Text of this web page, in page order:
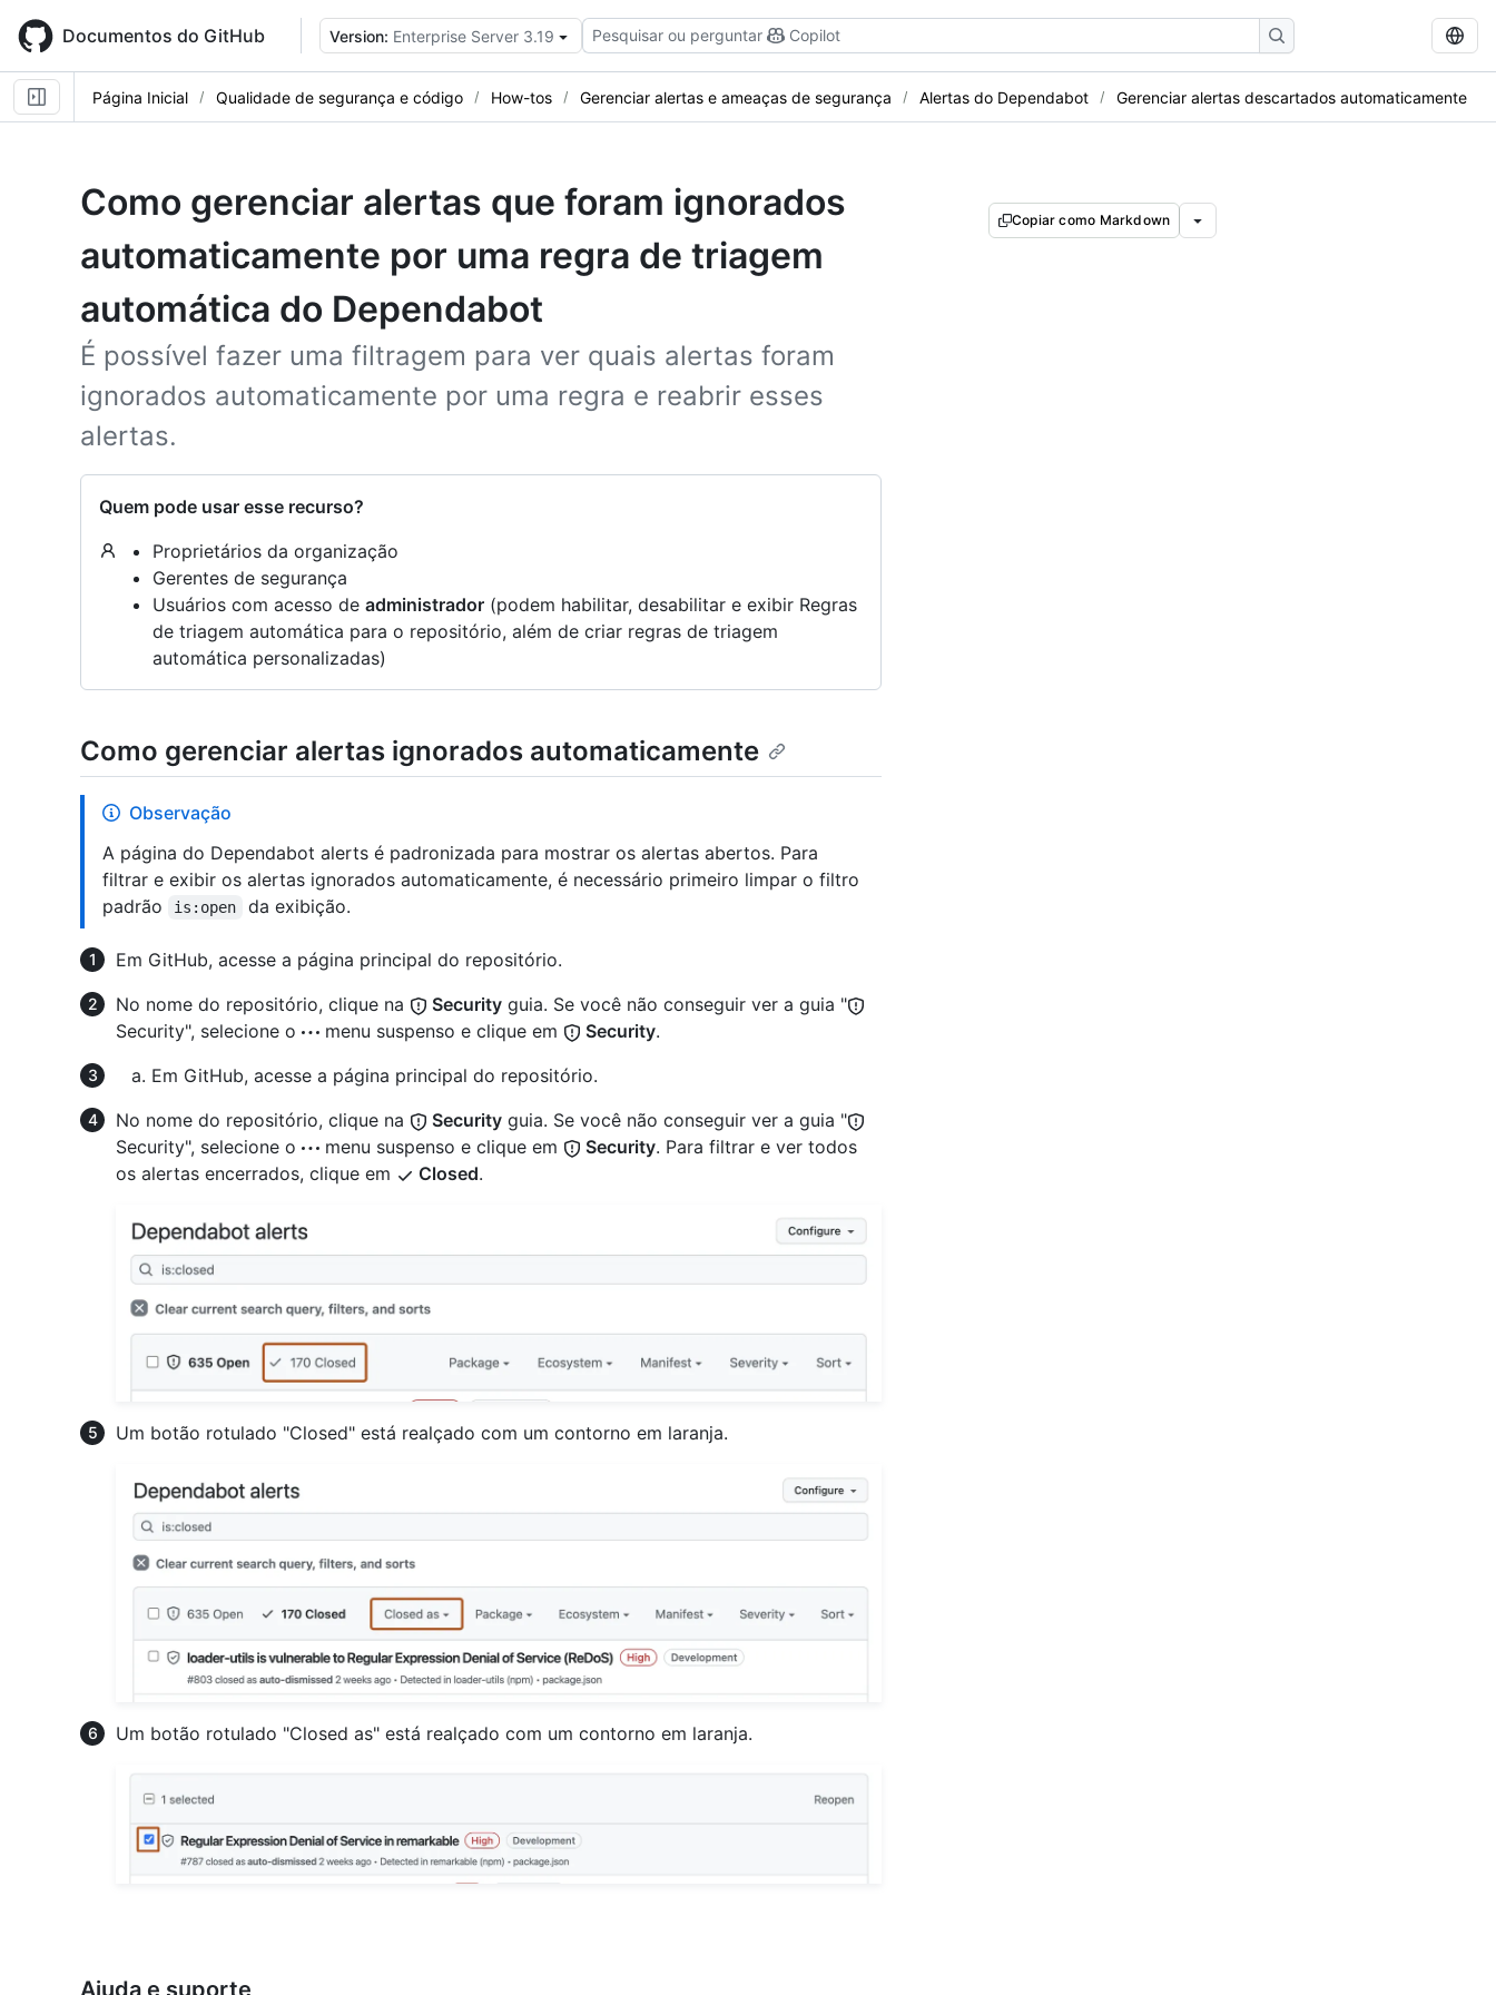
main
content
Documentos do GitHub Version: Enterprise Server 3.19 Pesquisar ou perguntar Copilot
Página Inicial Qualidade de segurança e código How-tos Gerenciar alertas e ameaças de segurança Alertas do Dependabot Gerenciar alertas descartados automaticamente
Como gerenciar alertas que foram ignorados
automaticamente por uma regra de triagem
automática do Dependabot
É possível fazer uma filtragem para ver quais alertas foram
ignorados automaticamente por uma regra e reabrir esses
alertas.
Quem pode usar esse recurso?
Proprietários da organização
Gerentes de segurança
Usuários com acesso de administrador (podem habilitar, desabilitar e exibir Regras
de triagem automática para o repositório, além de criar regras de triagem
automática personalizadas)
Copiar como Markdown
Como gerenciar alertas ignorados automaticamente
Observação
A página do Dependabot alerts é padronizada para mostrar os alertas abertos. Para
filtrar e exibir os alertas ignorados automaticamente, é necessário primeiro limpar o filtro
padrão
is:open da exibição.
Em GitHub, acesse a página principal do repositório.
No nome do repositório, clique na
Security guia. Se você não conseguir ver a guia "
Security", selecione o
menu suspenso e clique em Security.
Em GitHub, acesse a página principal do repositório.
No nome do repositório, clique na
Security guia. Se você não conseguir ver a guia "
Security", selecione o
menu suspenso e clique em Security. Para filtrar e ver todos
os alertas encerrados, clique em
Closed.
Um botão rotulado "Closed" está realçado com um contorno em laranja.
Um botão rotulado "Closed as" está realçado com um contorno em laranja.
Ajuda e suporte